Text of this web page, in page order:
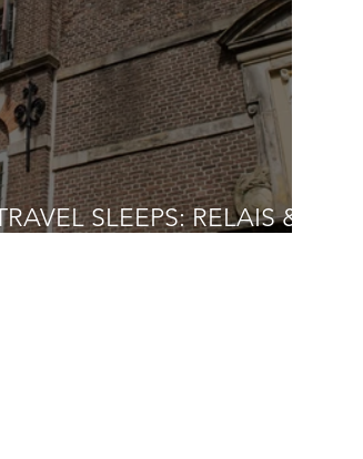
SLEEPS: RELAIS &